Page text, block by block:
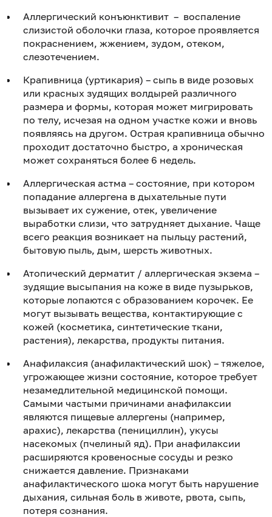
Аллергический конъюнктивит – воспаление
слизистой оболочки глаза, которое проявляется
покраснением, жжением, зудом, отеком,
слезотечением.
Крапивница (уртикария) – сыпь в виде розовых
или красных зудящих волдырей различного
размера и формы, которая может мигрировать
по телу, исчезая на одном участке кожи и вновь
появляясь на другом. Острая крапивница обычно
проходит достаточно быстро, а хроническая
может сохраняться более 6 недель.
Аллергическая астма – состояние, при котором
попадание аллергена в дыхательные пути
вызывает их сужение, отек, увеличение
выработки слизи, что затрудняет дыхание. Чаще
всего реакция возникает на пыльцу растений,
бытовую пыль, дым, шерсть животных.
Атопический дерматит / аллергическая экзема –
зудящие высыпания на коже в виде пузырьков,
которые лопаются с образованием корочек. Ее
могут вызывать вещества, контактирующие с
кожей (косметика, синтетические ткани,
растения), лекарства, продукты питания.
Анафилаксия (анафилактический шок) – тяжелое,
угрожающее жизни состояние, которое требует
незамедлительной медицинской помощи.
Самыми частыми причинами анафилаксии
являются пищевые аллергены (например,
арахис), лекарства (пенициллин), укусы
насекомых (пчелиный яд). При анафилаксии
расширяются кровеносные сосуды и резко
снижается давление. Признаками
анафилактического шока могут быть нарушение
дыхания, сильная боль в животе, рвота, сыпь,
потеря сознания.